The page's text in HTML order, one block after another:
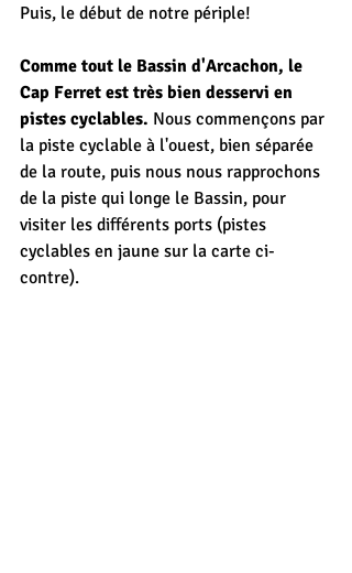
Puis, le début de notre périple!
Comme tout le Bassin d'Arcachon, le
Cap Ferret est très bien desservi en
pistes cyclables. Nous commençons par
la piste cyclable à l'ouest, bien séparée
de la route, puis nous nous rapprochons
de la piste qui longe le Bassin, pour
visiter les différents ports (pistes
cyclables en jaune sur la carte ci-
contre).